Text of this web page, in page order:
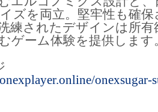
ズを両立。堅牢性も確
練されたデザインは所
ゲーム体験を提供します
onexsugar-